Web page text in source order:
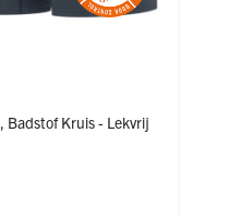
, Badstof Kruis - Lekvrij